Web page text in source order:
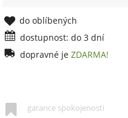
do oblíbených
dostupnost: do 3 dní
dopravné jeZDARMA!
garance spokojenosti